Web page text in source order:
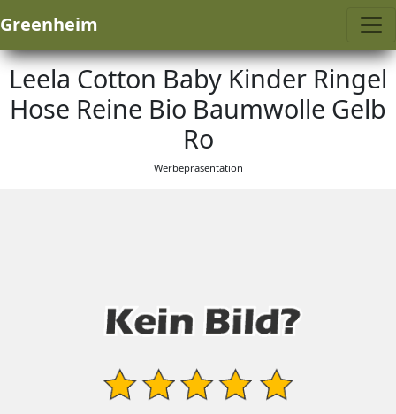
Greenheim
Leela Cotton Baby Kinder Ringel
Hose Reine Bio Baumwolle Gelb
Ro
Werbepräsentation